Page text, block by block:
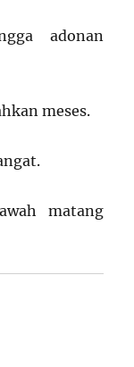
adonan
meses.
matang